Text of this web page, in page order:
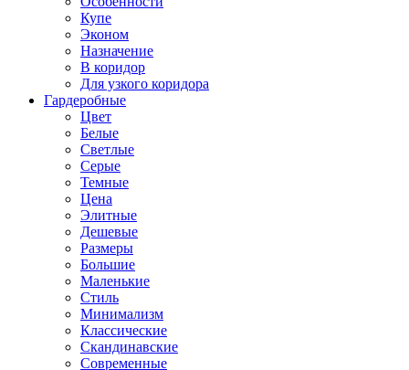
Купе
Эконом
Назначение
В коридор
Для узкого коридора
Гардеробные
Цвет
Белые
Светлые
Серые
Темные
Цена
Элитные
Дешевые
Размеры
Большие
Маленькие
Стиль
Минимализм
Классические
Скандинавские
Современные